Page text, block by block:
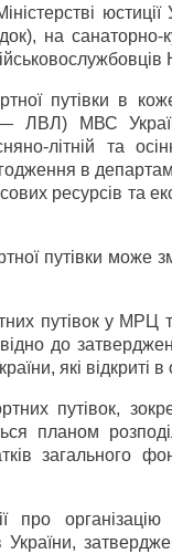
на санаторно-
путівки в
ЛВЛ) МВС
літній та
в
ресурсів та
путівки може
путівок у
до
які
путівок,
планом
загального
про
України,